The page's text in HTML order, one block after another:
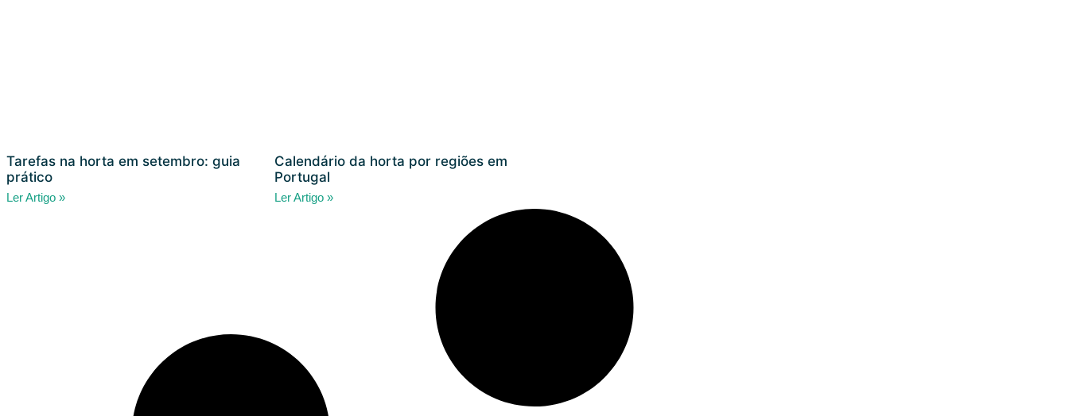
Tarefas na horta em setembro: guia
prático
Ler Artigo »
Calendário da horta por regiões em
Portugal
Ler Artigo »